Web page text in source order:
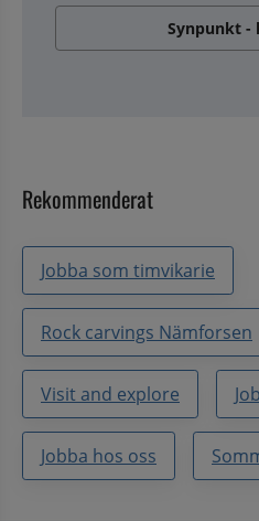
Synpunkt -
Rekommenderat
Jobba som timvikarie
Rock carvings Nämforsen
Visit and explore
Jobba hos oss